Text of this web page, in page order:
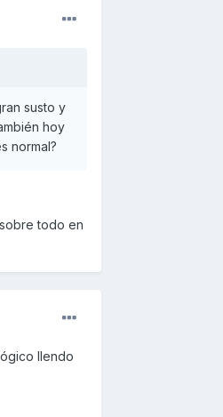
susto y
hoy
normal?
todo en
llendo